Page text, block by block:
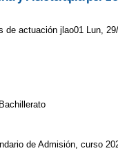
actuación jlao01 Lun,
de Admisión, curso